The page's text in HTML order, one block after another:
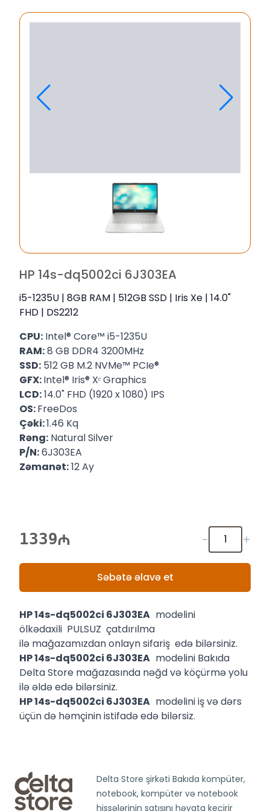
HP 14s-dq5002ci 6J303EA
i5-1235U | 8GB RAM | 512GB SSD | Iris Xe | 14.0"
FHD | DS2212
CPU: Intel® Core™ i5-1235U
RAM:8 GB DDR4 3200MHz
SSD: 512 GB M.2 NVMe™ PCIe®
GFX:Intel® Iris® Xᵉ Graphics
LCD:14.0" FHD (1920 x 1080) IPS
OS:FreeDos
Çəki:1.46 Kq
Rəng: Natural Silver
P/N:6J303EA
Zəmanət:12 Ay
1339 - +
Səbətə əlavə et
HP 14s-dq5002ci 6J303EA modelini
ölkədaxili PULSUZ çatdırılma
ilə mağazamızdan onlayn sifariş edə bilərsiniz.
HP 14s-dq5002ci 6J303EA modelini Bakıda
Delta Store mağazasında nəğd və köçürmə yolu
ilə əldə edə bilərsiniz.
HP 14s-dq5002ci 6J303EA modelini iş və dərs
üçün də həmçinin istifadə edə bilərsiz.
Delta Store şirkəti Bakıda kompüter,
notebook, kompüter və notebook
hissələrinin satışını həyata keçirir